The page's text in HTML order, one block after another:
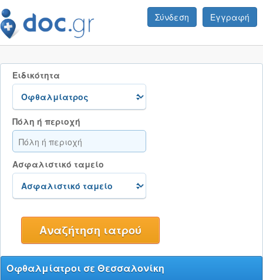
Σύνδεση Εγγραφή
Ειδικότητα
Πόλη ή περιοχή
Ασφαλιστικό ταμείο
Οφθαλμίατροι σε Θεσσαλονίκη